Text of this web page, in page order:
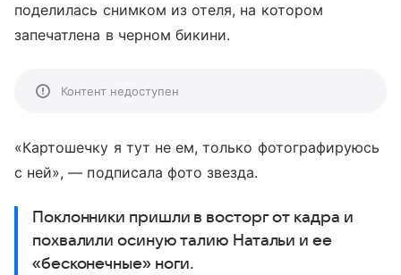
поделилась снимком из отеля, на котором
запечатлена в черном бикини.
Контент недоступен
«Картошечку я тут не ем, только фотографируюсь
с ней», — подписала фото звезда.
Поклонники пришли в восторг от кадра и
похвалили осиную талию Натальи и ее
«бесконечные» ноги.